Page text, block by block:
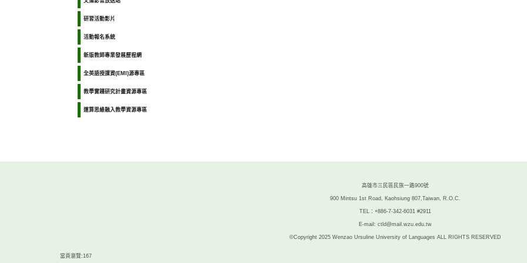
研習活動影片
活動報名系統
新版教師專業發展歷程網
全英語授課資(EMI)源專區
教學實踐研究計畫資源專區
運算思維融入教學資源專區
高雄市三民區民族一路900號
900 Mintsu 1st Road, Kaohsiung 807,Taiwan, R.O.C.
TEL：+886-7-342-6031 #2911
E-mail: ctld@mail.wzu.edu.tw
©Copyright 2025 Wenzao Ursuline University of Languages ALL RIGHTS RESERVED
當頁瀏覽:167